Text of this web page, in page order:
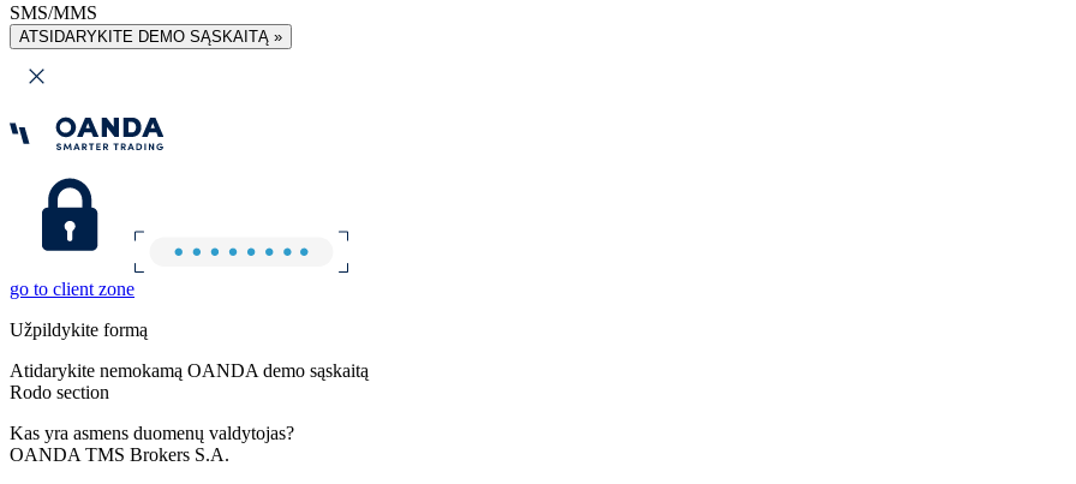
SMS/MMS
ATSIDARYKITE DEMO SĄSKAITĄ »
go to client zone
Užpildykite formą
Atidarykite nemokamą OANDA demo sąskaitą
Rodo section
Kas yra asmens duomenų valdytojas?
OANDA TMS Brokers S.A.